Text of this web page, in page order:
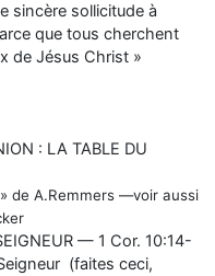
sincère sollicitude à
que tous cherchent
de Jésus Christ »
: LA TABLE DU
de A.Remmers —voir aussi
— 1 Cor. 10:14-
(faites ceci,